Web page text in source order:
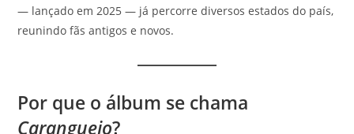
— lançado em 2025 — já percorre diversos estados do país,
reunindo fãs antigos e novos.
Por que o álbum se chama
Caranguejo?